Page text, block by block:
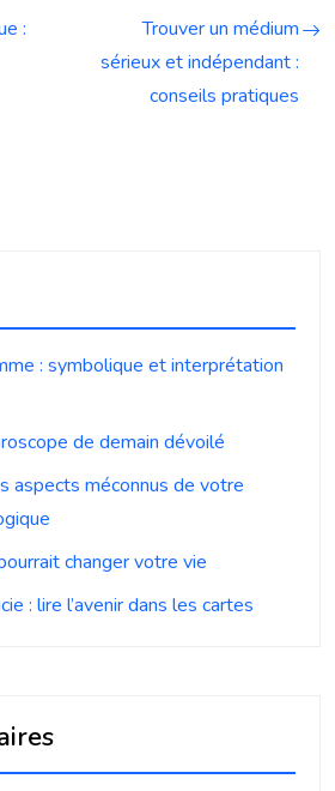
:
Trouver un médium
sérieux et indépendant :
conseils pratiques
: symbolique et interprétation
de demain dévoilé
aspects méconnus de votre
changer votre vie
: lire l’avenir dans les cartes